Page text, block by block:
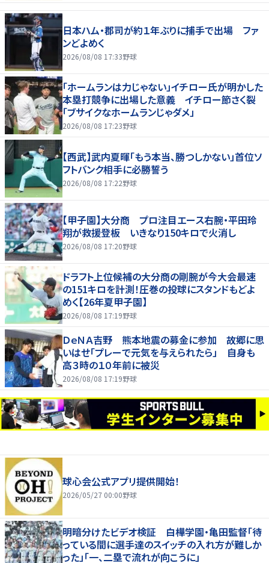
日本ハム・郡司が約１年ぶりに捕手で出場 ファ
ンどよめく
2026/08/08 17:33野球
「ホームランは力じゃない」イチロー氏が明かした
本塁打競争に出場した意義 イチロー節さく裂
「ブサイクなホームランじゃダメ」
2026/08/08 17:23野球
【西武】武内夏暉「もう本当、勝つしかない」首位ソ
フトバンク相手に必勝誓う
2026/08/08 17:22野球
【甲子園】大分商 プロ注目エース右腕・平田玲
翔が救援登板 いきなり150キロで火消し
2026/08/08 17:20野球
ドラフト上位候補の大分商の剛腕が今大会最速
の151キロを計測！圧巻の投球にスタンドもどよ
めく【26年夏甲子園】
2026/08/08 17:19野球
ＤｅＮＡ吉野 熊本地震の募金に参加 故郷に思
いはせ「プレーで元気を与えられたら」 自身も
高３時の１０年前に被災
2026/08/08 17:19野球
球心会公式アプリ提供開始！
2026/05/27 00:00野球
明暗分けたビデオ検証 白樺学園・亀田監督「待
っている間に選手達のスイッチの入れ方が難しか
った」「一、二塁で流れが向こうに」